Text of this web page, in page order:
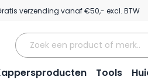
verzending vanaf €50,- excl. BTW
Tools